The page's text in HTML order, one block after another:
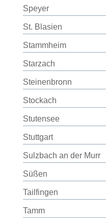
Speyer
St. Blasien
Stammheim
Starzach
Steinenbronn
Stockach
Stutensee
Stuttgart
Sulzbach an der Murr
Süßen
Tailfingen
Tamm